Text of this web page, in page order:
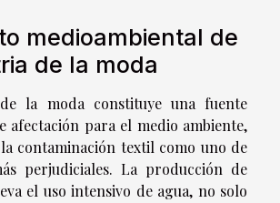
medioambiental de
de la moda
la moda constituye una fuente
afectación para el medio ambiente,
contaminación textil como uno de
perjudiciales. La producción de
el uso intensivo de agua, no solo